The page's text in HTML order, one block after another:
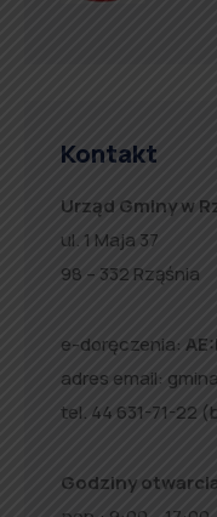
Kontakt
Urząd Gminy w
ul. 1 Maja 37
98 – 332 Rząśnia
e-doręczenia:
adres email:
tel. 44 631-71-22
Godziny